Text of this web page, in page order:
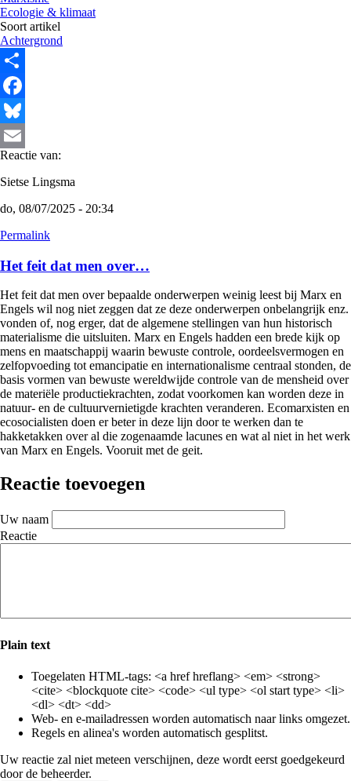
Ecologie & klimaat
Soort artikel
Achtergrond
Share
Facebook
Bluesky
Email
Reactie van:
Sietse Lingsma
do, 08/07/2025 - 20:34
Permalink
Het feit dat men over…
Het feit dat men over bepaalde onderwerpen weinig leest bij Marx en
Engels wil nog niet zeggen dat ze deze onderwerpen onbelangrijk enz.
vonden of, nog erger, dat de algemene stellingen van hun historisch
materialisme die uitsluiten. Marx en Engels hadden een brede kijk op
mens en maatschappij waarin bewuste controle, oordeelsvermogen en
zelfopvoeding tot emancipatie en internationalisme centraal stonden, de
basis vormen van bewuste wereldwijde controle van de mensheid over
de materiële productiekrachten, zodat voorkomen kan worden deze in
natuur- en de cultuurvernietigde krachten veranderen. Ecomarxisten en
ecosocialisten doen er beter in deze lijn door te werken dan te
hakketakken over al die zogenaamde lacunes en wat al niet in het werk
van Marx en Engels. Vooruit met de geit.
Reactie toevoegen
Uw naam
Reactie
Plain text
Toegelaten HTML-tags: <a href hreflang> <em> <strong>
<cite> <blockquote cite> <code> <ul type> <ol start type> <li>
<dl> <dt> <dd>
Web- en e-mailadressen worden automatisch naar links omgezet.
Regels en alinea's worden automatisch gesplitst.
Uw reactie zal niet meteen verschijnen, deze wordt eerst goedgekeurd
door de beheerder.